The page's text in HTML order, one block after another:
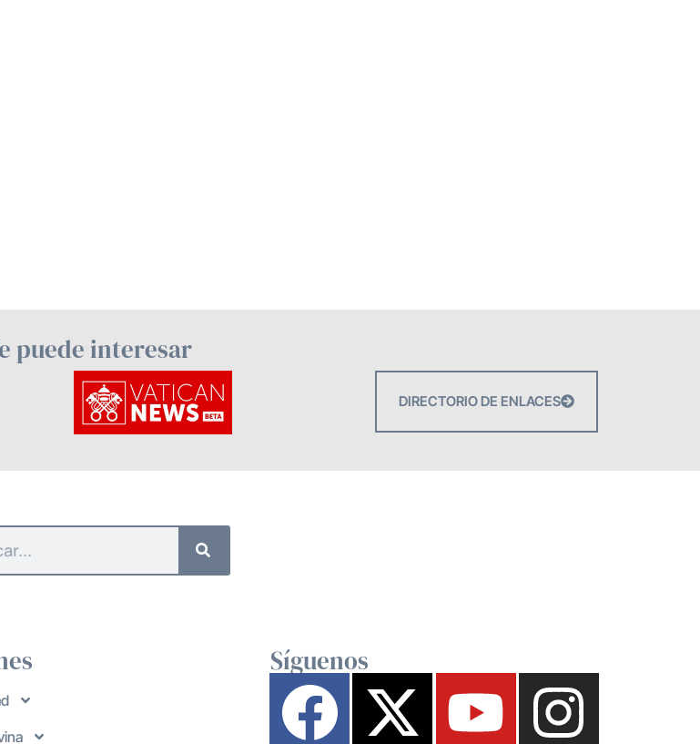
puede interesar
DIRECTORIO DE ENLACES
Síguenos